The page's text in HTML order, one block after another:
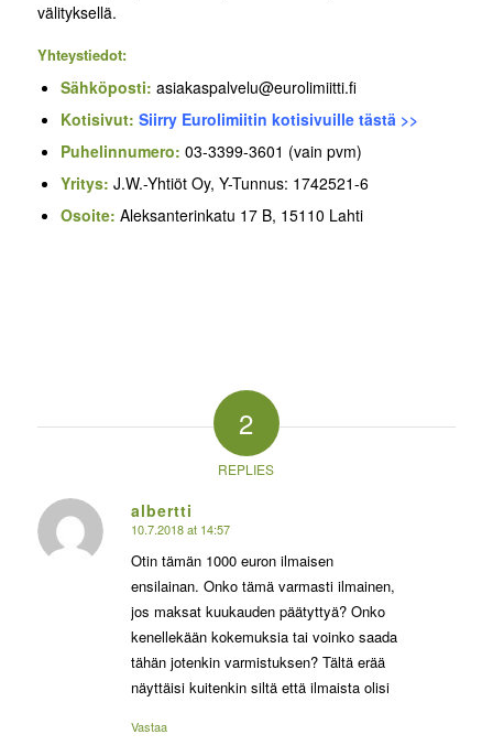
välityksellä.
Yhteystiedot:
Sähköposti: asiakaspalvelu@eurolimiitti.fi
Kotisivut: Siirry Eurolimiitin kotisivuille tästä >>
Puhelinnumero: 03-3399-3601 (vain pvm)
Yritys: J.W.-Yhtiöt Oy, Y-Tunnus: 1742521-6
Osoite: Aleksanterinkatu 17 B, 15110 Lahti
2
REPLIES
albertti
says:
10.7.2018 at 14:57
Otin tämän 1000 euron ilmaisen
ensilainan. Onko tämä varmasti ilmainen,
jos maksat kuukauden päätyttyä? Onko
kenellekään kokemuksia tai voinko saada
tähän jotenkin varmistuksen? Tältä erää
näyttäisi kuitenkin siltä että ilmaista olisi
Vastaa